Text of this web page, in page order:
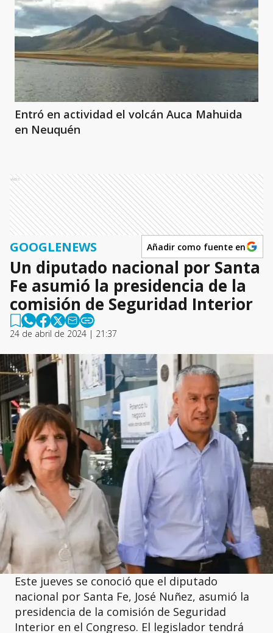
Entró en actividad el volcán Auca Mahuida
en Neuquén
Ads
GOOGLENEWS Añadir como fuente en
Un diputado nacional por Santa
Fe asumió la presidencia de la
comisión de Seguridad Interior
24 de abril de 2024 | 21:37
Este jueves se conoció que el diputado
nacional por Santa Fe, José Nuñez, asumió la
presidencia de la comisión de Seguridad
Interior en el Congreso. El legislador tendrá